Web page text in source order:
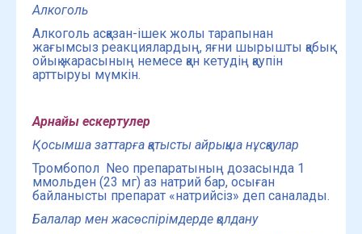
Алкоголь
Алкоголь асқазан-ішек жолы тарапынан
жағымсыз реакциялардың, яғни шырышты қабық
ойық жарасының немесе қан кетудің қаупін
арттыруы мүмкін.
Арнайы ескертулер
Қосымша заттарға қатысты айрықша нұсқаулар
Тромбопол Neo препаратының дозасында 1
ммольден (23 мг) аз натрий бар, осыған
байланысты препарат «натрийсіз» деп саналады.
Балалар мен жасөспірімдерде қолдану